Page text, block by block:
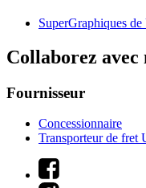
SuperGraphiques de
Collaborez avec
Fournisseur
Concessionnaire
Transporteur de